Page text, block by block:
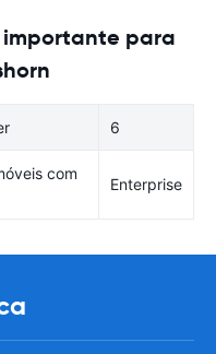
para
6
com
Enterprise